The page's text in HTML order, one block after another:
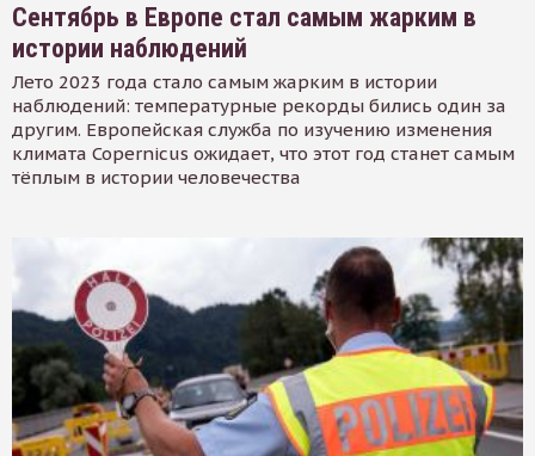
Сентябрь в Европе стал самым жарким в
истории наблюдений
Лето 2023 года стало самым жарким в истории
наблюдений: температурные рекорды бились один за
другим. Европейская служба по изучению изменения
климата Copernicus ожидает, что этот год станет самым
тёплым в истории человечества